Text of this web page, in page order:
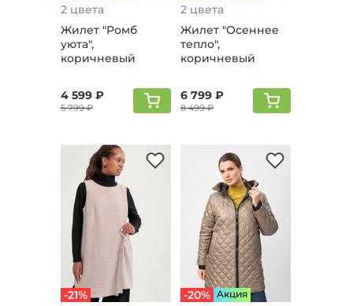
2 цвета
Жилет "Ромб
уюта",
коричневый
4 599 ₽
5 799 ₽
2 цвета
Жилет "Осеннее
тепло",
коричневый
6 799 ₽
8 499 ₽
-21%
-20% Aкция